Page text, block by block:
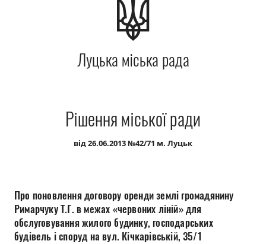
Міська влада
Міська рада
Публічна інформація
Документи
Луцька міська рада
Рішення міської ради
від 26.06.2013 №42/71 м. Луцьк
Про поновлення договору оренди землі громадянину
Римарчуку Т.Г. в межах «червоних ліній» для
обслуговування жилого будинку, господарських
будівель і споруд на вул. Кічкарівській, 35/1